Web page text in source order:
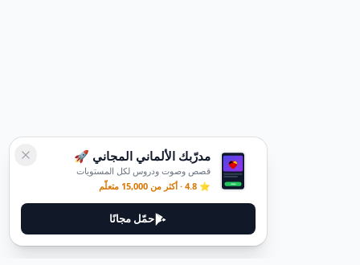
مدرّبك الألماني المجاني 🚀
قصص وصوت ودروس لكل المستويات
⭐ 4.8 · أكثر من 15,000 متعلّم
حمّل مجانًا